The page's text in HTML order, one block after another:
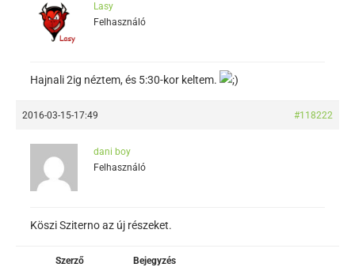
Lasy
Felhasználó
Hajnali 2ig néztem, és 5:30-kor keltem.
2016-03-15-17:49 #118222
dani boy
Felhasználó
Köszi Sziterno az új részeket.
Szerző Bejegyzés